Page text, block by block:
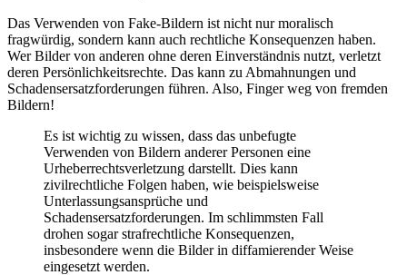
Das Verwenden von Fake-Bildern ist nicht nur moralisch
fragwürdig, sondern kann auch rechtliche Konsequenzen haben.
Wer Bilder von anderen ohne deren Einverständnis nutzt, verletzt
deren Persönlichkeitsrechte. Das kann zu Abmahnungen und
Schadensersatzforderungen führen. Also, Finger weg von fremden
Bildern!
Es ist wichtig zu wissen, dass das unbefugte
Verwenden von Bildern anderer Personen eine
Urheberrechtsverletzung darstellt. Dies kann
zivilrechtliche Folgen haben, wie beispielsweise
Unterlassungsansprüche und
Schadensersatzforderungen. Im schlimmsten Fall
drohen sogar strafrechtliche Konsequenzen,
insbesondere wenn die Bilder in diffamierender Weise
eingesetzt werden.